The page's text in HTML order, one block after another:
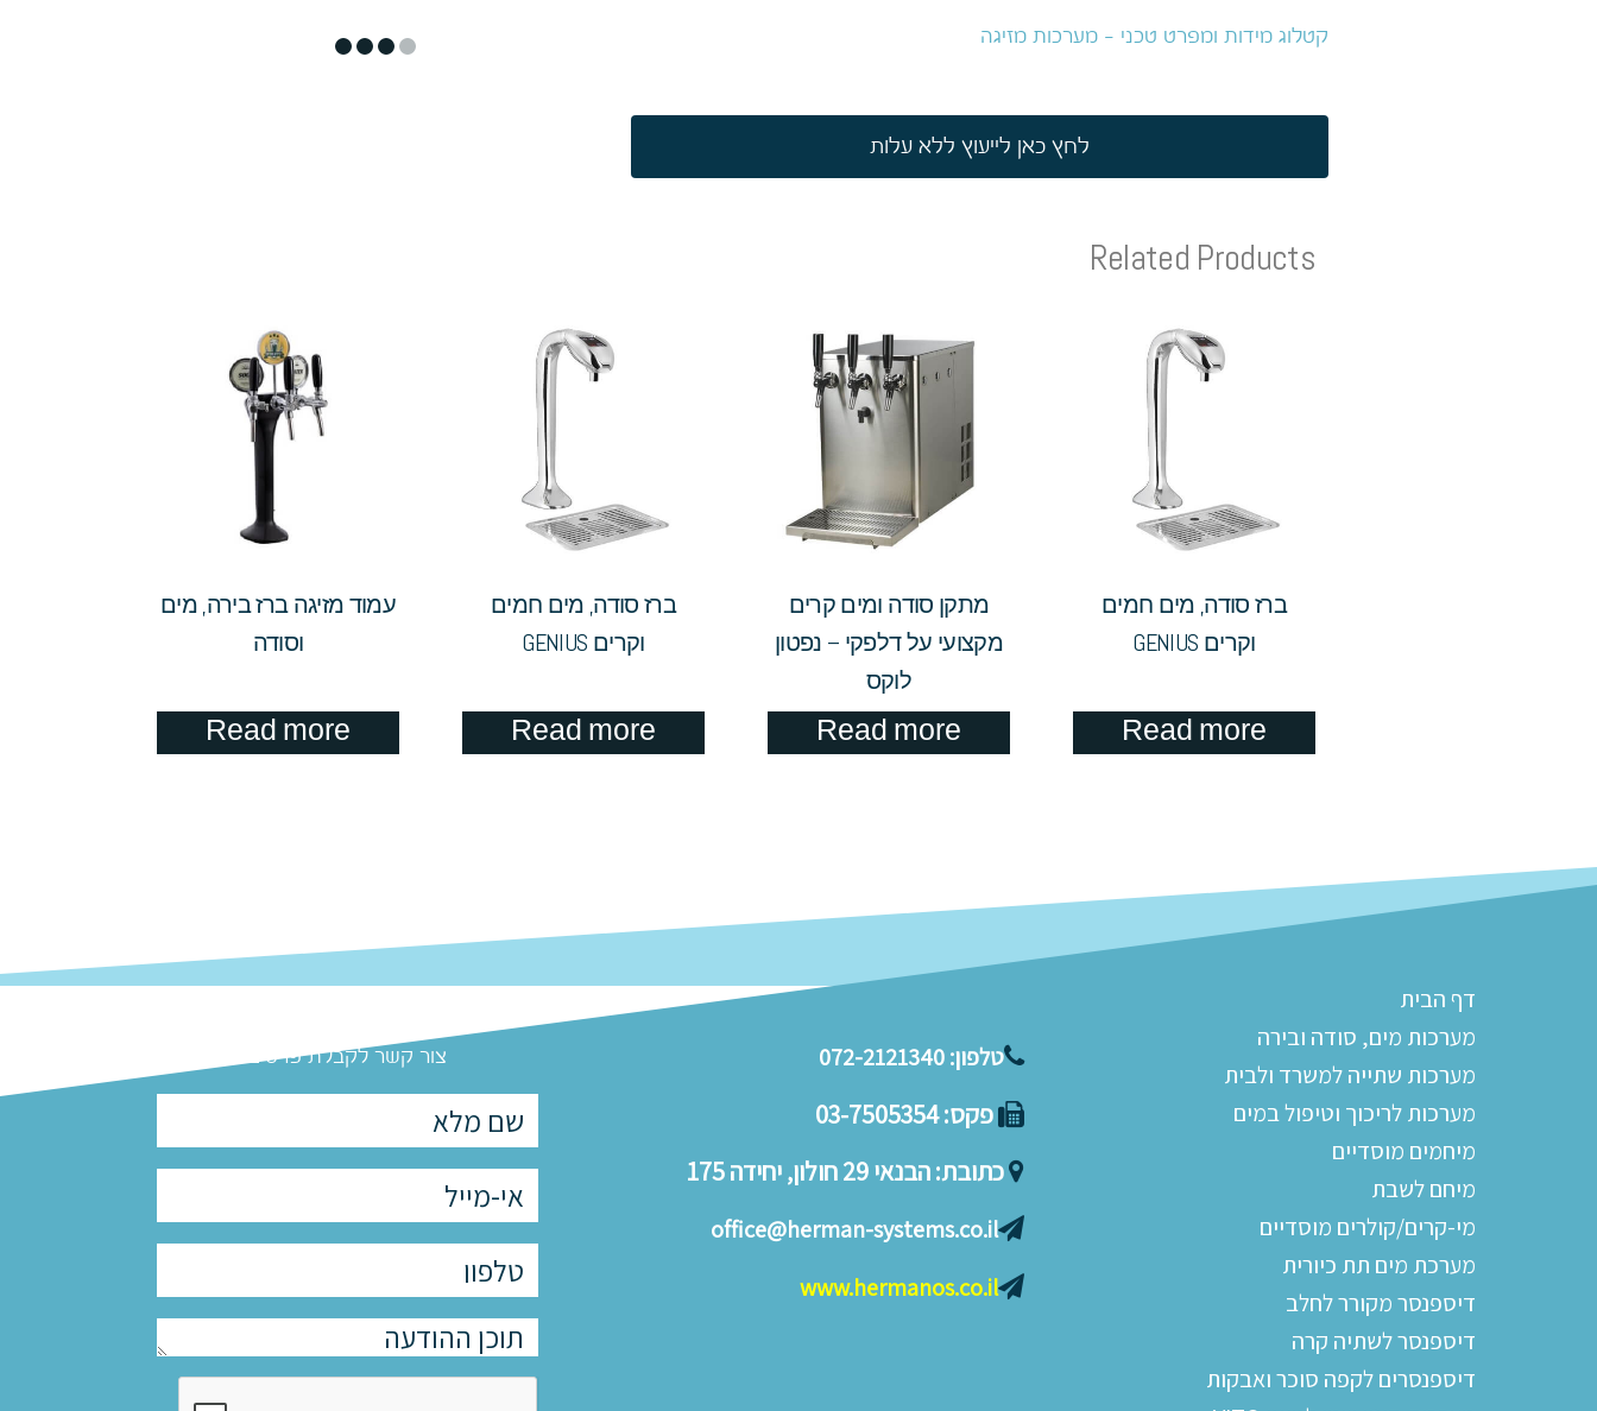
קטלוג מידות ומפרט טכני – מערכות מזיגה
לחץ כאן לייעוץ ללא עלות
1
2
3
4
Related Products
ברז סודה, מים חמים
וקרים GENIUS
Read more
מתקן סודה ומים קרים
מקצועי על דלפקי – נפטון
לוקס
Read more
ברז סודה, מים חמים
וקרים GENIUS
Read more
עמוד מזיגה ברז בירה, מים
וסודה
Read more
דף הבית
מערכות מים, סודה ובירה
מערכות שתייה למשרד ולבית
מערכות לריכוך וטיפול במים
מיחמים מוסדיים
מיחם לשבת
מי-קרים/קולרים מוסדיים
מערכת מים תת כיורית
דיספנסר מקורר לחלב
דיספנסר לשתיה קרה
דיספנסרים לקפה סוכר ואבקות
טלפון:072-2121340
פקס:03-7505354
כתובת:הבנאי 29 חולון, יחידה 175
office@herman-systems.co.il
www.hermanos.co.il
צור קשר לקבלת פרטים